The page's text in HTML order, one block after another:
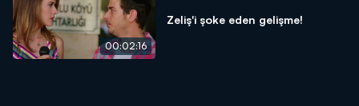
00:02:16
Zeliş'i şoke eden gelişme!